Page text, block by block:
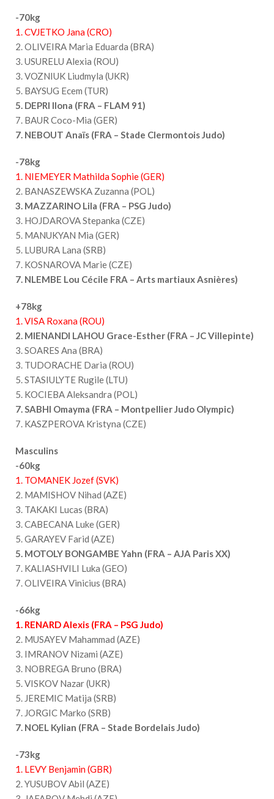
-70kg
1. CVJETKO Jana (CRO)
2. OLIVEIRA Maria Eduarda (BRA)
3. USURELU Alexia (ROU)
3. VOZNIUK Liudmyla (UKR)
5. BAYSUG Ecem (TUR)
5. DEPRI Ilona (FRA – FLAM 91)
7. BAUR Coco-Mia (GER)
7. NEBOUT Anaïs (FRA – Stade Clermontois Judo)
-78kg
1. NIEMEYER Mathilda Sophie (GER)
2. BANASZEWSKA Zuzanna (POL)
3. MAZZARINO Lila (FRA – PSG Judo)
3. HOJDAROVA Stepanka (CZE)
5. MANUKYAN Mia (GER)
5. LUBURA Lana (SRB)
7. KOSNAROVA Marie (CZE)
7. NLEMBE Lou Cécile FRA – Arts martiaux Asnières)
+78kg
1. VISA Roxana (ROU)
2. MIENANDI LAHOU Grace-Esther (FRA – JC Villepinte)
3. SOARES Ana (BRA)
3. TUDORACHE Daria (ROU)
5. STASIULYTE Rugile (LTU)
5. KOCIEBA Aleksandra (POL)
7. SABHI Omayma (FRA – Montpellier Judo Olympic)
7. KASZPEROVA Kristyna (CZE)
Masculins
-60kg
1. TOMANEK Jozef (SVK)
2. MAMISHOV Nihad (AZE)
3. TAKAKI Lucas (BRA)
3. CABECANA Luke (GER)
5. GARAYEV Farid (AZE)
5. MOTOLY BONGAMBE Yahn (FRA – AJA Paris XX)
7. KALIASHVILI Luka (GEO)
7. OLIVEIRA Vinicius (BRA)
-66kg
1. RENARD Alexis (FRA – PSG Judo)
2. MUSAYEV Mahammad (AZE)
3. IMRANOV Nizami (AZE)
3. NOBREGA Bruno (BRA)
5. VISKOV Nazar (UKR)
5. JEREMIC Matija (SRB)
7. JORGIC Marko (SRB)
7. NOEL Kylian (FRA – Stade Bordelais Judo)
-73kg
1. LEVY Benjamin (GBR)
2. YUSUBOV Abil (AZE)